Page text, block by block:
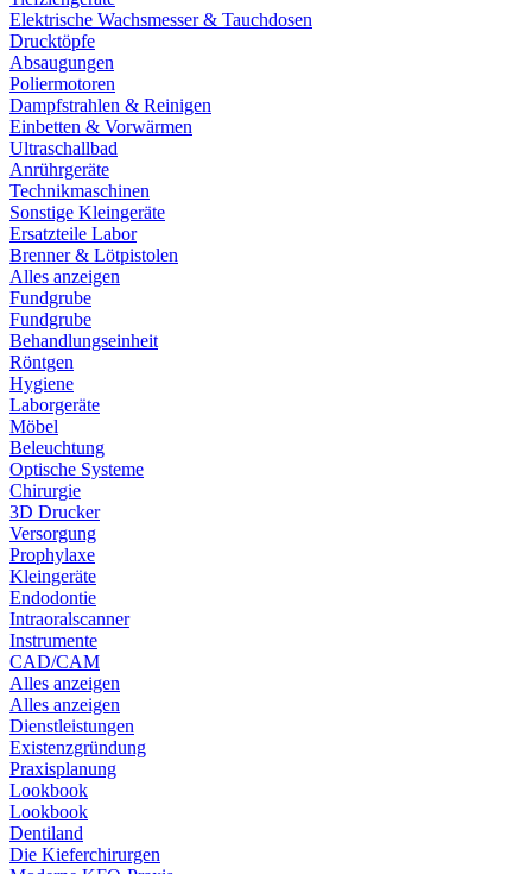
Elektrische Wachsmesser & Tauchdosen
Drucktöpfe
Absaugungen
Poliermotoren
Dampfstrahlen & Reinigen
Einbetten & Vorwärmen
Ultraschallbad
Anrührgeräte
Technikmaschinen
Sonstige Kleingeräte
Ersatzteile Labor
Brenner & Lötpistolen
Alles anzeigen
Fundgrube
Fundgrube
Behandlungseinheit
Röntgen
Hygiene
Laborgeräte
Möbel
Beleuchtung
Optische Systeme
Chirurgie
3D Drucker
Versorgung
Prophylaxe
Kleingeräte
Endodontie
Intraoralscanner
Instrumente
CAD/CAM
Alles anzeigen
Alles anzeigen
Dienstleistungen
Existenzgründung
Praxisplanung
Lookbook
Lookbook
Dentiland
Die Kieferchirurgen